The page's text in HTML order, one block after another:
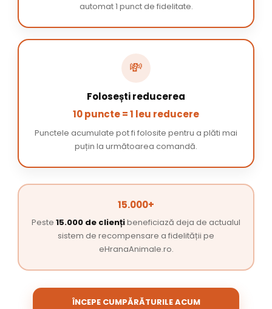
automat 1 punct de fidelitate.
💸
Folosești reducerea
10 puncte = 1 leu reducere
Punctele acumulate pot fi folosite pentru a plăti mai
puțin la următoarea comandă.
15.000+
Peste 15.000 de cliențibeneficiază deja de actualul
sistem de recompensare a fidelității pe
eHranaAnimale.ro.
ÎNCEPE CUMPĂRĂTURILE ACUM